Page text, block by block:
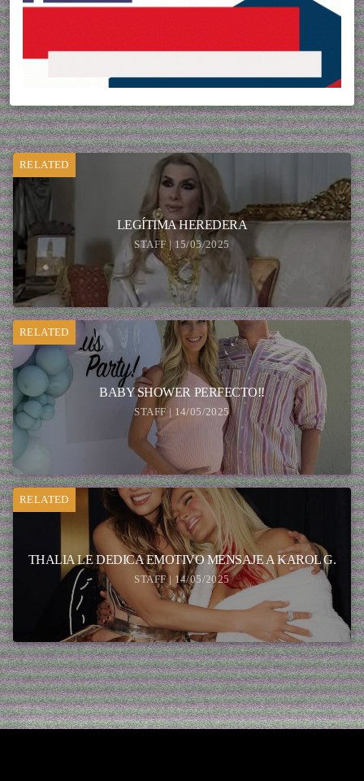
RELATED
LEGÍTIMA HEREDERA
STAFF | 15/05/2025
RELATED
BABY SHOWER PERFECTO!!
STAFF | 14/05/2025
RELATED
THALIA LE DEDICA EMOTIVO MENSAJE A KAROL G.
STAFF | 14/05/2025